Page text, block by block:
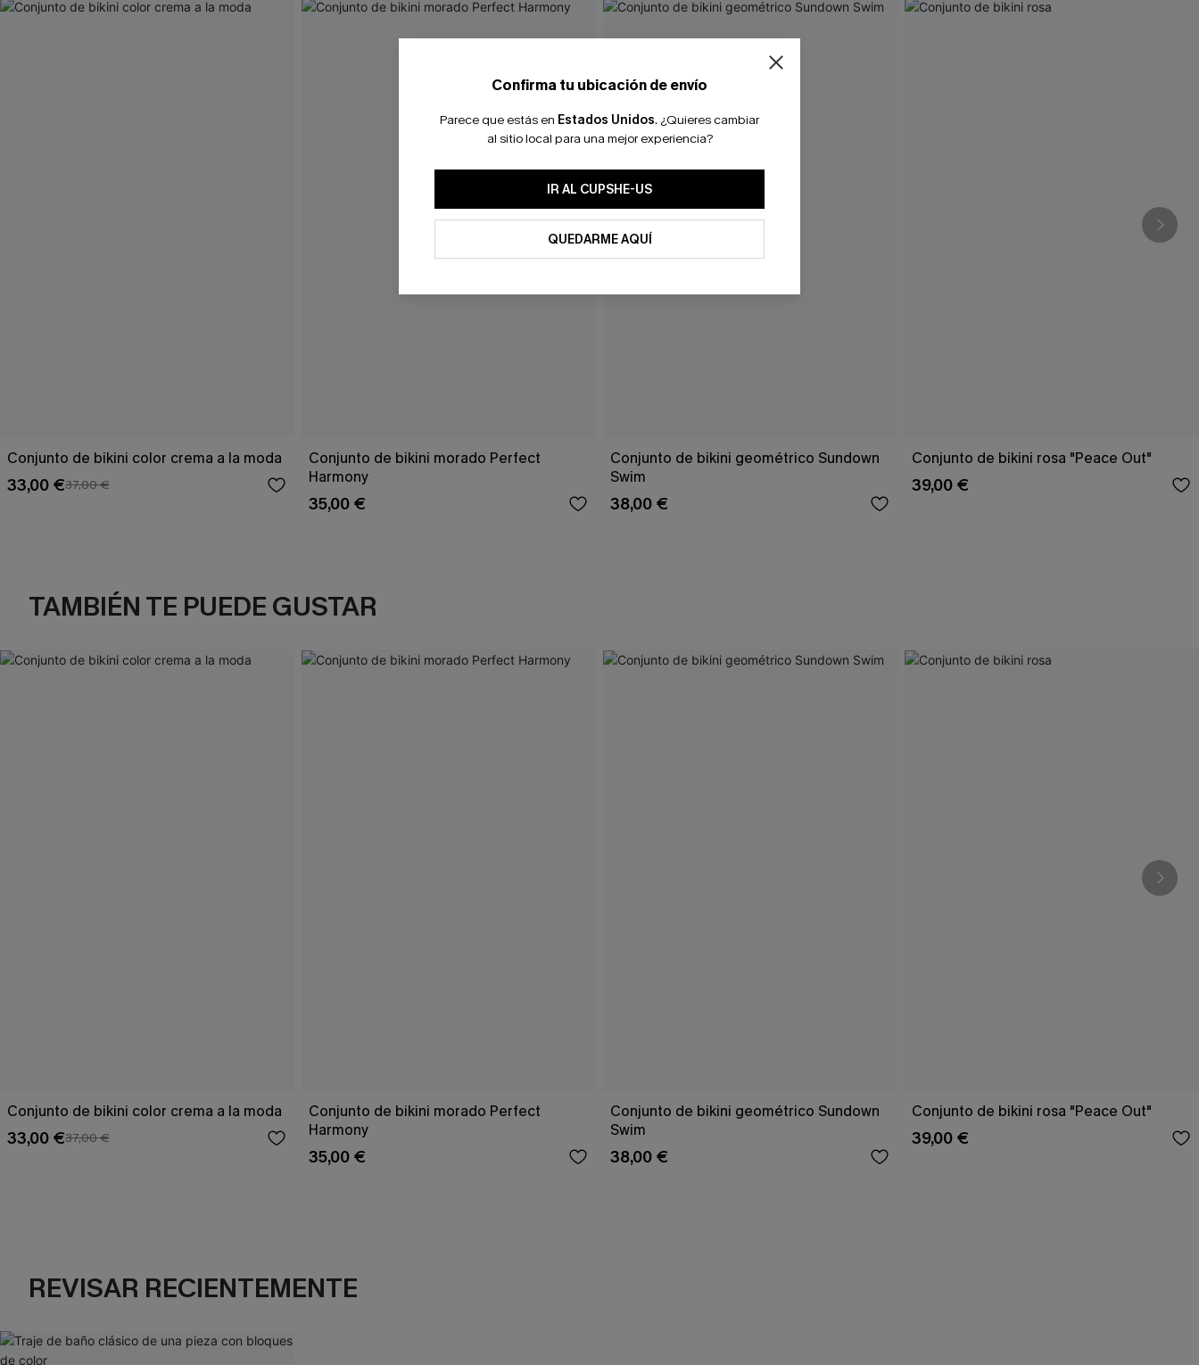
Conjunto de bikini color crema a la moda
33,00 €37,00 €
Conjunto de bikini morado Perfect
Harmony
35,00 €
Conjunto de bikini geométrico Sundown
Swim
38,00 €
Conjunto de bikini rosa "Peace Out"
39,00 €
TAMBIÉN TE PUEDE GUSTAR
Conjunto de bikini color crema a la moda
33,00 €37,00 €
Conjunto de bikini morado Perfect
Harmony
35,00 €
Conjunto de bikini geométrico Sundown
Swim
38,00 €
Conjunto de bikini rosa "Peace Out"
39,00 €
REVISAR RECIENTEMENTE
Confirma tu ubicación de envío
Parece que estás en Estados Unidos. ¿Quieres cambiar
al sitio local para una mejor experiencia?
IR AL CUPSHE-US
QUEDARME AQUÍ